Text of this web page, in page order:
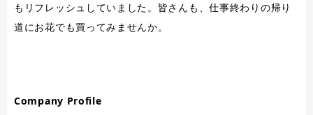
もリフレッシュしていました。皆さんも、仕事終わりの帰り
道にお花でも買ってみませんか。
Company Profile